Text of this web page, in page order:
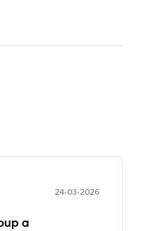
24-03-2026
a